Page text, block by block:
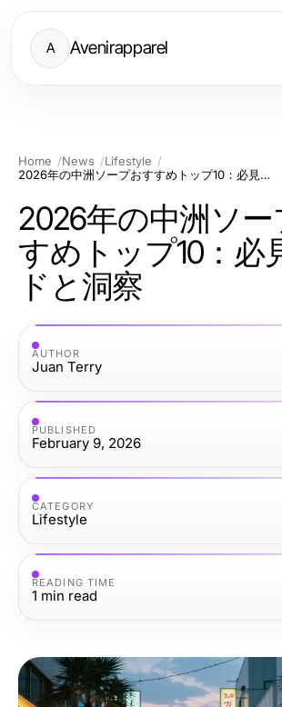
A Avenirapparel
Home News
Lifestyle
2026年の中洲ソープおすすめトップ10：必見ガイドと洞察
2026年の中洲ソ
すめトップ10：必
ドと洞察
AUTHOR
Juan Terry
PUBLISHED
February 9, 2026
CATEGORY
Lifestyle
READING TIME
1 min read